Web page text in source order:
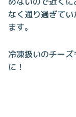
なく通り過ぎて
ます。
冷凍扱いのチー
に！